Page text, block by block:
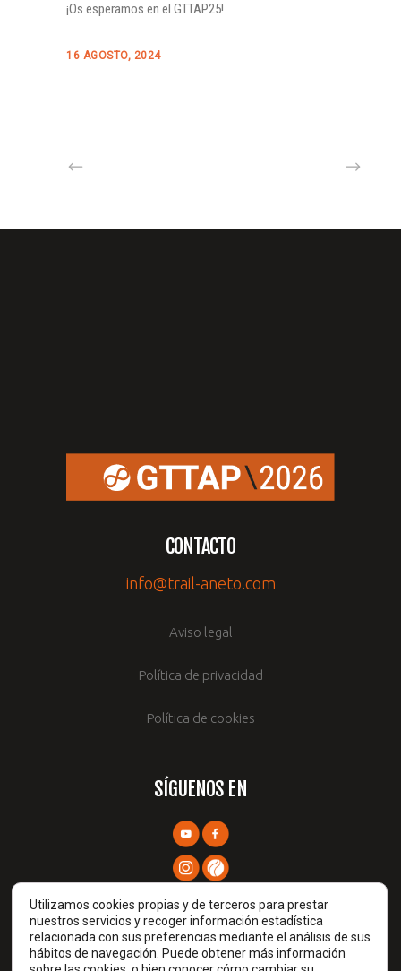
¡Os esperamos en el GTTAP25!
16 AGOSTO, 2024
CONTACTO
info@trail-aneto.com
Aviso legal
Política de privacidad
Política de cookies
SÍGUENOS EN
Utilizamos cookies propias y de terceros para prestar
nuestros servicios y recoger información estadística
relacionada con sus preferencias mediante el análisis de sus
hábitos de navegación. Puede obtener más información